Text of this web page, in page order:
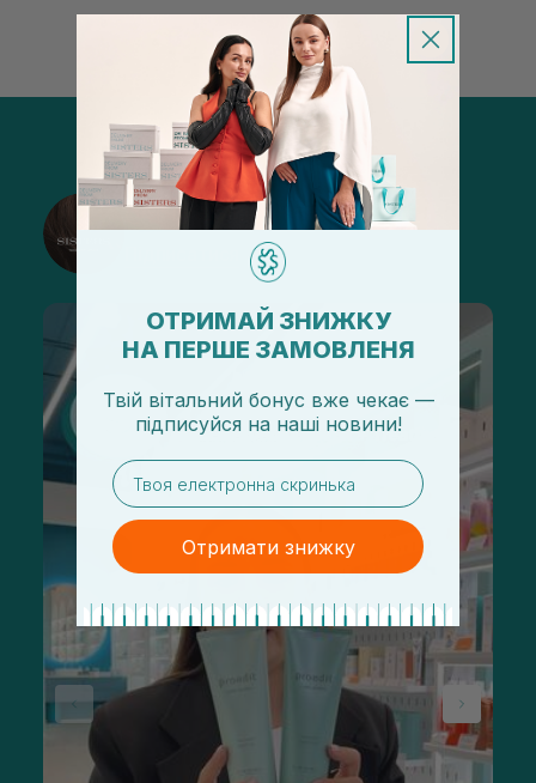
@sisters_stelmakh в Instagram
ОТРИМАЙ ЗНИЖКУ
НА ПЕРШЕ ЗАМОВЛЕНЯ
Твій вітальний бонус вже чекає —
підписуйся на наші новини!
email
Отримати знижку